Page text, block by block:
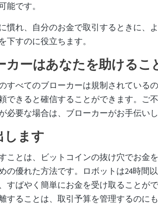
能です。
慣れ、自分のお金で取引するときに、
下すのに役立ちます。
カーはあなたを助けるこ
すべてのブローカーは規制されている
できると確信することができます。ご
必要な場合は、ブローカーがお手伝いし
します
ことは、ビットコインの抜け穴でお金
の優れた方法です。ロボットは24時間
すばやく簡単にお金を受け取ることが
することは、取引予算を管理するのに